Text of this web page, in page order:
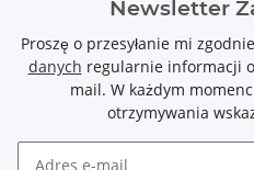
Newsletter
Proszę o przesyłanie mi
danych regularnie informacji
mail. W każdym
otrzymywania